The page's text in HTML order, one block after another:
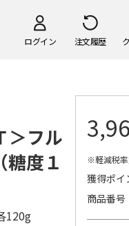
ログイン 注文履歴
＞フル
度１
120g
※軽減税
獲得ポイ
商品番号